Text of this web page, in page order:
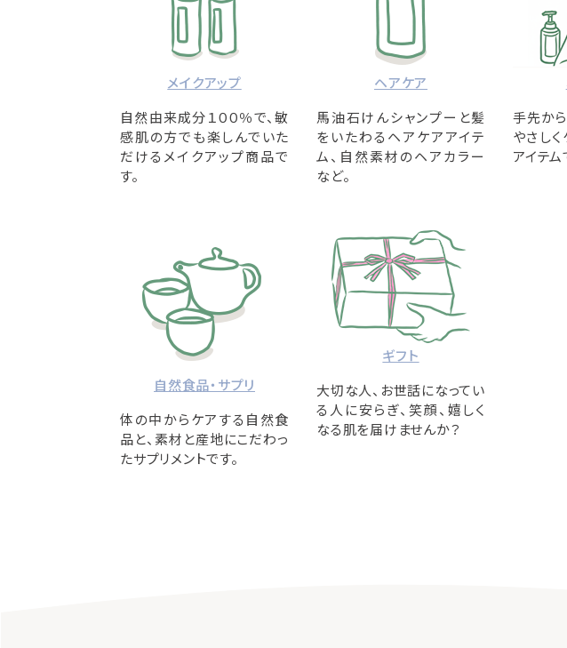
メイクアップ
自然由来成分１００％で、敏
感肌の方でも楽しんでいた
だけるメイクアップ商品で
す。
ヘアケア
馬油石けんシャンプーと髪
をいたわるヘアケアアイテ
ム、自然素材のヘアカラー
など。
手先か
やさし
アイテム
自然食品・サプリ
体の中からケアする自然食
品と、素材と産地にこだわっ
たサプリメントです。
ギフト
大切な人、お世話になってい
る人に安らぎ、笑顔、嬉しく
なる肌を届けませんか？